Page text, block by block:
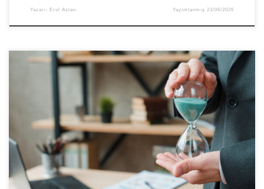
Yazarı: Erol Aslan Yayımlanmış 23/06/2026